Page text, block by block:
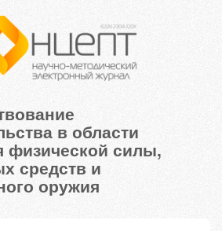
в области
физической силы,
средств и
оружия